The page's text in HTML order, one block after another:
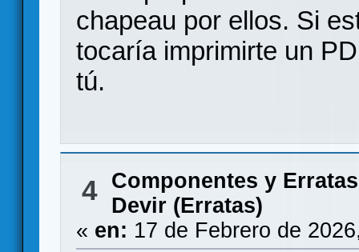
chapeau por ellos. Si
tocaría imprimirte un
tú.
4 Componentes y Erratas
Devir (Erratas)
« en: 17 de Febrero de